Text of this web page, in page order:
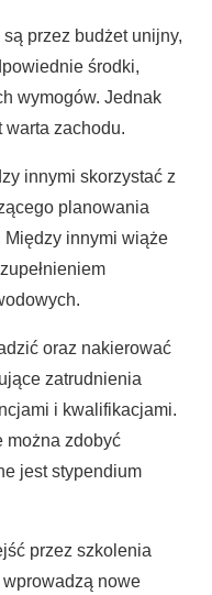
przez budżet unijny,
środki,
wymogów. Jednak
warta zachodu.
innymi skorzystać z
planowania
innymi wiąże
oraz nakierować
zatrudnienia
i kwalifikacjami.
można zdobyć
jest stypendium
przez szkolenia
nowe